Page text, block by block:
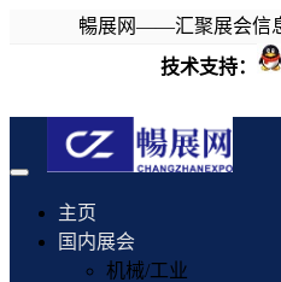
暢展网——汇聚展会信
技术支持：
Toggle
navigation
主页
国内展会
机械/工业